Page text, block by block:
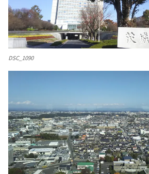
DSC_1090